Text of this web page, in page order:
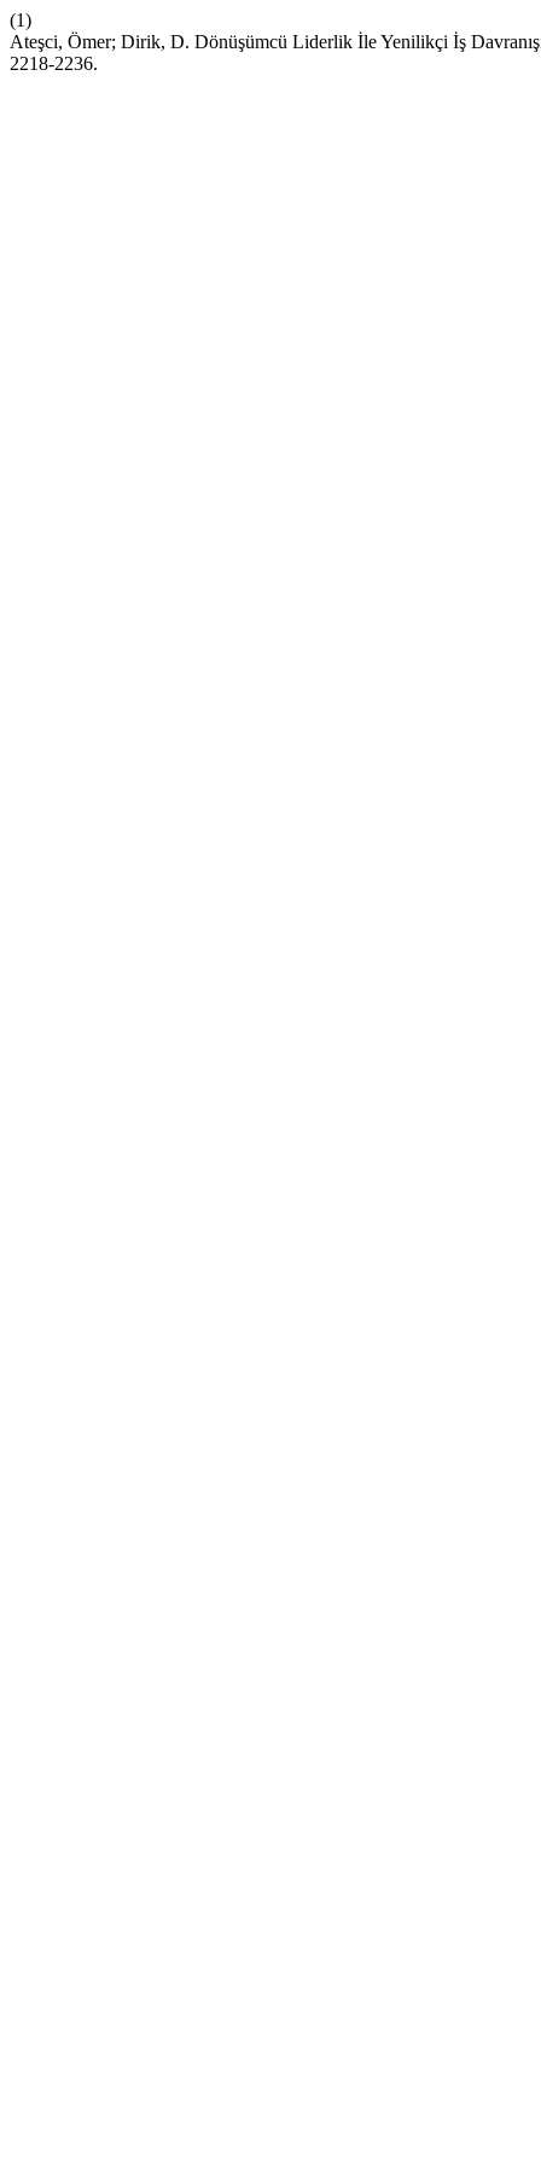
(1)
Ateşci, Ömer; Dirik, D. Dönüşümcü Liderlik İle Yenilikçi İş
2218-2236.